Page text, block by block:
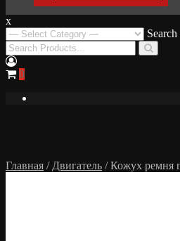
Разбор
Разборка Audi A8 D3
x
0
Главная / Двигатель / Кожух ремня